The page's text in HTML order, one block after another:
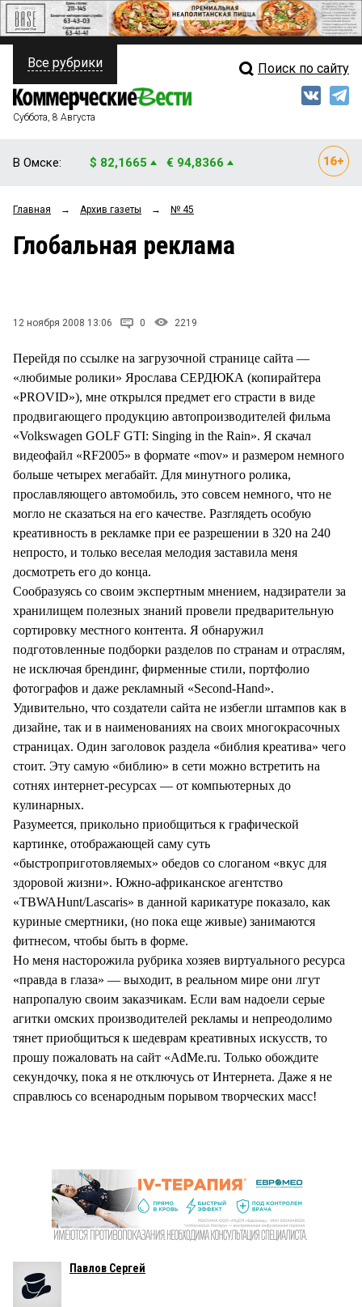
ПОЛИТИКА
ФИНАНСЫ
ОБЩЕСТВО
ЗАКОН
ПРОИСШЕСТВИЯ
СТИЛЬ ЖИЗНИ
Свежий выпуск
Рейтинги
Все рубрики Поиск по сайту
Суббота, 8 Августа
В Омске: $ 82,1665 € 94,8366
Главная → Архив газеты → № 45
Глобальная реклама
12 ноября 2008 13:06 0 2219
Перейдя по ссылке на загрузочной странице сайта —
«любимые ролики» Ярослава СЕРДЮКА (копирайтера
«PROVID»), мне открылся предмет его страсти в виде
продвигающего продукцию автопроизводителей фильма
«Volkswagen GOLF GTI: Singing in the Rain». Я скачал
видеофайл «RF2005» в формате «mov» и размером немного
больше четырех мегабайт. Для минутного ролика,
прославляющего автомобиль, это совсем немного, что не
могло не сказаться на его качестве. Разглядеть особую
креативность в рекламке при ее разрешении в 320 на 240
непросто, и только веселая мелодия заставила меня
досмотреть его до конца.
Сообразуясь со своим экспертным мнением, надзиратели за
хранилищем полезных знаний провели предварительную
сортировку местного контента. Я обнаружил
подготовленные подборки разделов по странам и отраслям,
не исключая брендинг, фирменные стили, портфолио
фотографов и даже рекламный «Second-Hand».
Удивительно, что создатели сайта не избегли штампов как в
дизайне, так и в наименованиях на своих многокрасочных
страницах. Один заголовок раздела «библия креатива» чего
стоит. Эту самую «библию» в сети можно встретить на
сотнях интернет-ресурсах — от компьютерных до
кулинарных.
Разумеется, прикольно приобщиться к графической
картинке, отображающей саму суть
«быстроприготовляемых» обедов со слоганом «вкус для
здоровой жизни». Южно-африканское агентство
«TBWAHunt/Lascaris» в данной карикатуре показало, как
куриные смертники, (но пока еще живые) занимаются
фитнесом, чтобы быть в форме.
Но меня насторожила рубрика хозяев виртуального ресурса
«правда в глаза» — выходит, в реальном мире они лгут
напропалую своим заказчикам. Если вам надоели серые
агитки омских производителей рекламы и непреодолимо
тянет приобщиться к шедеврам креативных искусств, то
прошу пожаловать на сайт «AdMe.ru. Только обождите
секундочку, пока я не отключусь от Интернета. Даже я не
справлюсь со всенародным порывом творческих масс!
Павлов Сергей